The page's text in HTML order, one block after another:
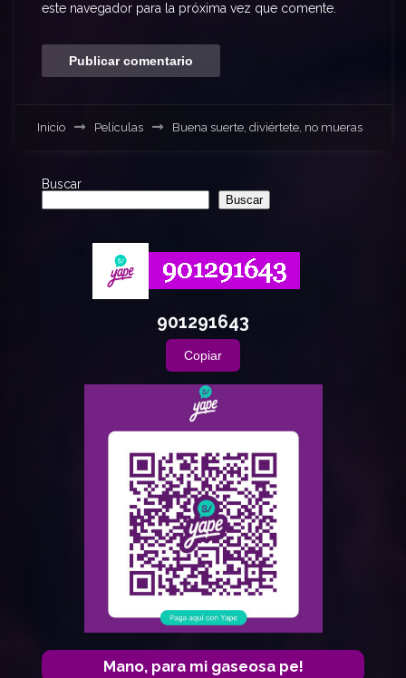
este navegador para la próxima vez que comente.
Inicio Películas Buena suerte, diviértete, no mueras
Buscar
Buscar
901291643
Copiar
Mano, para mi gaseosa pe!